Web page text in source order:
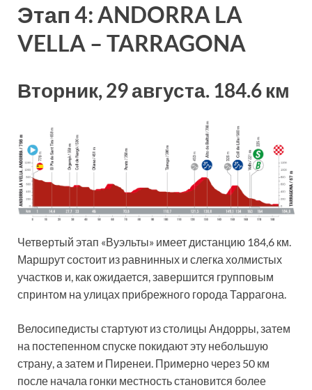
Этап 4: ANDORRA LA
VELLA – TARRAGONA
Вторник, 29 августа. 184.6 км
Четвертый этап «Вуэльты» имеет дистанцию 184,6 км.
Маршрут состоит из равнинных и слегка холмистых
участков и, как ожидается, завершится групповым
спринтом на улицах прибрежного города Таррагона.
Велосипедисты стартуют из столицы Андорры, затем
на постепенном спуске покидают эту небольшую
страну, а затем и Пиренеи. Примерно через 50 км
после начала гонки местность становится более